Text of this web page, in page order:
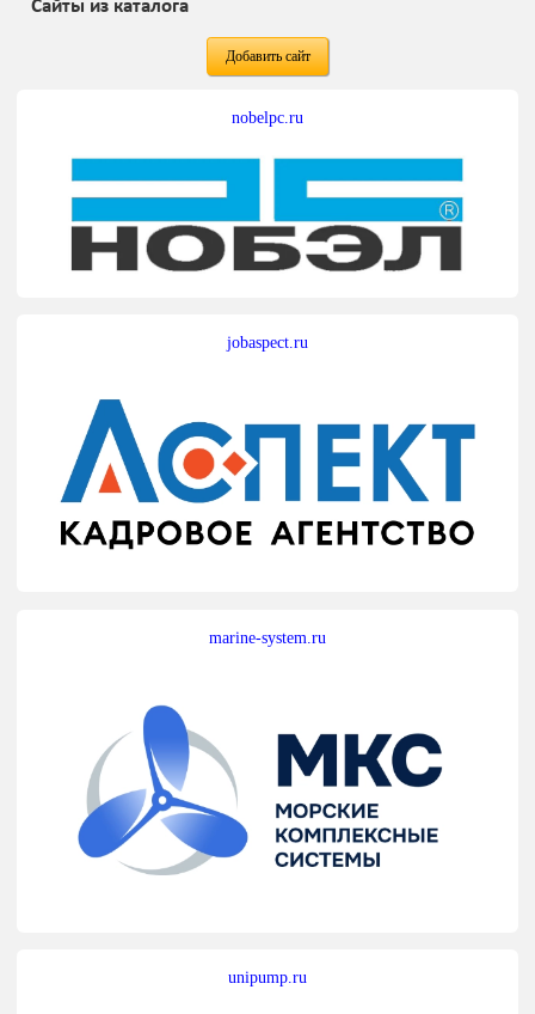
Сайты из каталога
Добавить сайт
nobelpc.ru
jobaspect.ru
marine-system.ru
unipump.ru